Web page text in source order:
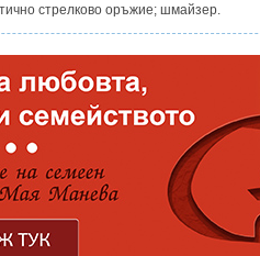
стрелково оръжие; шмайзер.